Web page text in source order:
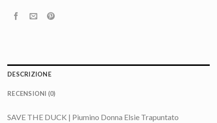
DESCRIZIONE
RECENSIONI (0)
SAVE THE DUCK | Piumino Donna Elsie Trapuntato